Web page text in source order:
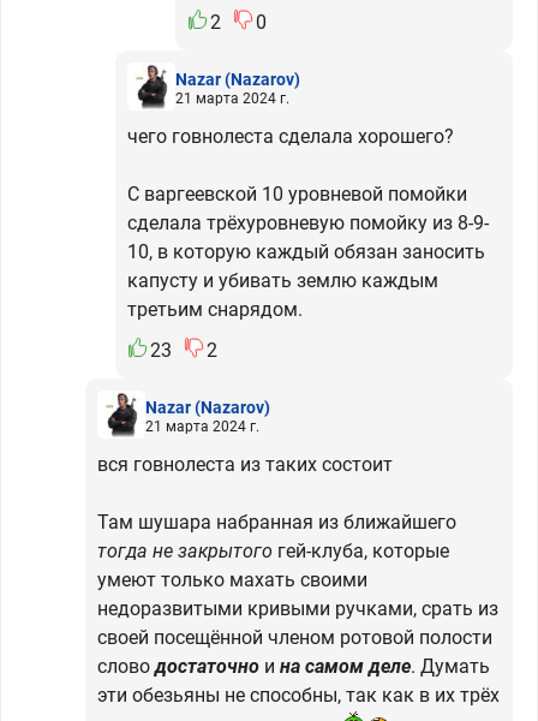
2
0
Nazar(Nazarov)
21 марта 2024 г.
чего говнолеста сделала хорошего?
С варгеевской 10 уровневой помойки
сделала трёхуровневую помойку из 8-9-
10, в которую каждый обязан заносить
капусту и убивать землю каждым
третьим снарядом.
23
2
Nazar(Nazarov)
21 марта 2024 г.
вся говнолеста из таких состоит
Там шушара набранная из ближайшего
тогда не закрытого гей-клуба, которые
умеют только махать своими
недоразвитыми кривыми ручками, срать из
своей посещённой членом ротовой полости
словодостаточно и на самом деле. Думать
эти обезьяны не способны, так как в их трёх